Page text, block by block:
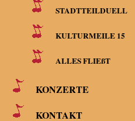
STADTTEILDUELL
KULTURMEILE 15
ALLES FLIEßT
KONZERTE
KONTAKT